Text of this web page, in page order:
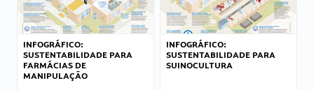
INFOGRÁFICO:
SUSTENTABILIDADE PARA
FARMÁCIAS DE
MANIPULAÇÃO
INFOGRÁFICO:
SUSTENTABILIDADE PARA
SUINOCULTURA